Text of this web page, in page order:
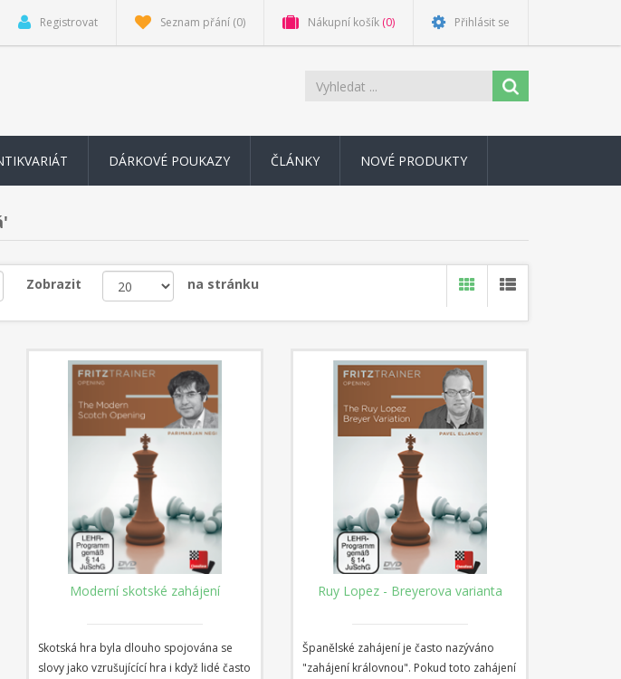
Registrovat Seznam přání (0) Nákupní košík (0) Přihlásit se
DÁRKOVÉ POUKAZY ČLÁNKY NOVÉ PRODUKTY
Zobrazit na stránku
Moderní skotské zahájení
Skotská hra byla dlouho spojována se
slovy jako vzrušujícící hra i když lidé často
Ruy Lopez - Breyerova varianta
Španělské zahájení je často nazýváno
"zahájení královnou". Pokud toto zahájení